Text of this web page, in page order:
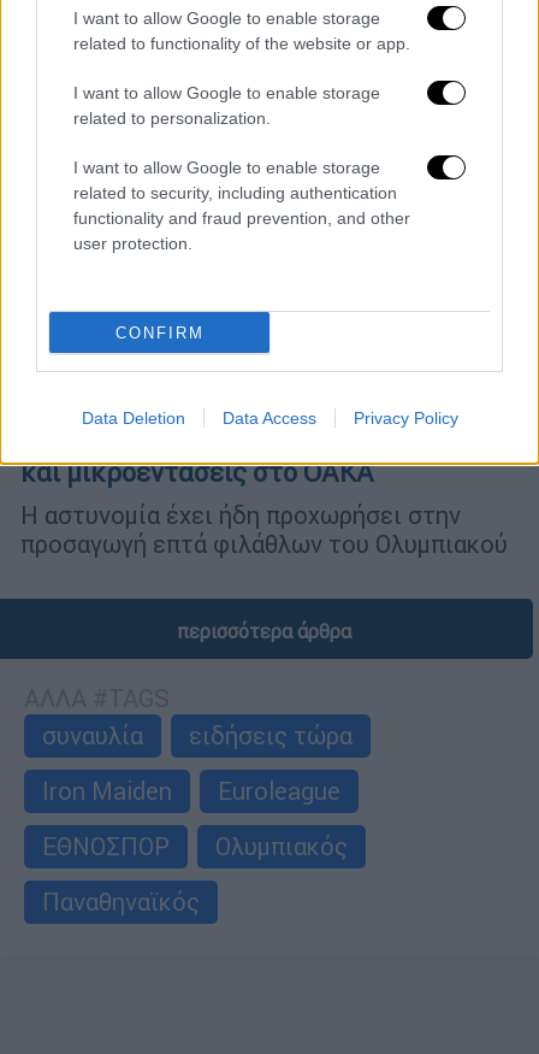
I want to allow Google to enable storage
related to functionality of the website or app.
I want to allow Google to enable storage
related to personalization.
I want to allow Google to enable storage
related to security, including authentication
functionality and fraud prevention, and other
user protection.
CONFIRM
Data Deletion Data Access Privacy Policy
Ελλάδα|24.05.2026 20:42
Final Four: Προειδοποίηση ΕΛΑΣ σε
και μικροεντάσεις στο ΟΑΚΑ
Η αστυνομία έχει ήδη προχωρήσει στην
προσαγωγή επτά φιλάθλων του Ολυμπιακού
περισσότερα άρθρα
συναυλία
ειδήσεις τώρα
Iron Maiden
Euroleague
ΕΘΝΟΣΠΟΡ
Ολυμπιακός
Παναθηναϊκός